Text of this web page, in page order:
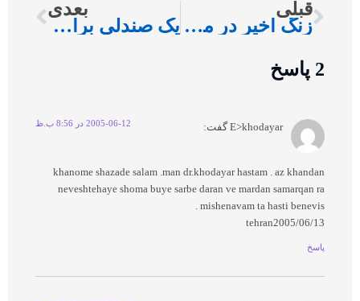
قبلی
زنگ آخیر در مداریس آموزش میانه
بعدی
یک صندلی برای پرواز
2 پاسخ
E>khodayar گفت: 2005-06-12 در 8:56 ب.ظ
khanome shazade salam .man dr.khodayar hastam . az khandan
neveshtehaye shoma buye sarbe daran ve mardan samarqan ra
mishenavam ta hasti benevis .
tehran2005/06/13
پاسخ